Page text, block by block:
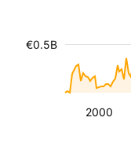
2000
€0.5B